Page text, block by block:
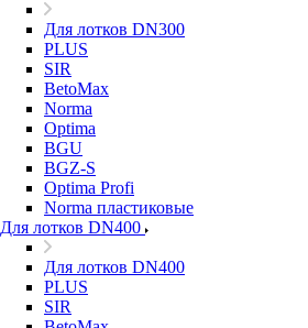
Для лотков DN300
PLUS
SIR
BetoMax
Norma
Optima
BGU
BGZ-S
Optima Profi
Norma пластиковые
Для лотков DN400
Для лотков DN400
PLUS
SIR